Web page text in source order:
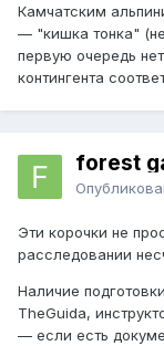
Камчатским
— "кишка тонка"
первую очередь
контингента
forest
Эти корочки не
расследовании
Наличие
TheGuida,
— если есть